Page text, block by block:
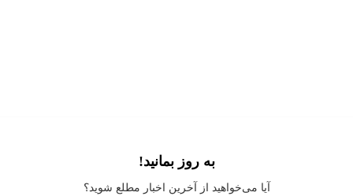
Application error: a client
-side exception has occurred while loading
به روز بمانید!
آیا می‌خواهید از آخرین اخبار مطلع شوید؟